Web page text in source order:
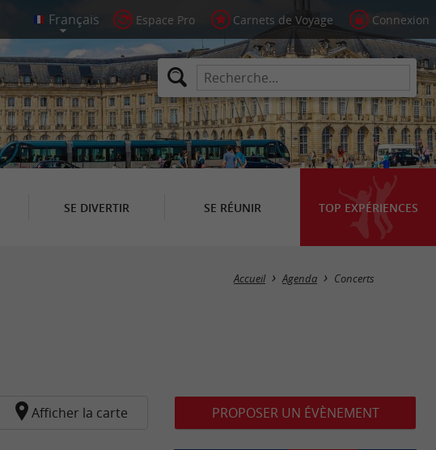
Espace Pro Carnets de Voyage Connexion
SE DIVERTIR SE RÉUNIR TOP EXPÉRIENCES
Masquer la carte
Accueil Agenda Concerts
Afficher la carte PROPOSER UN ÉVÈNEMENT